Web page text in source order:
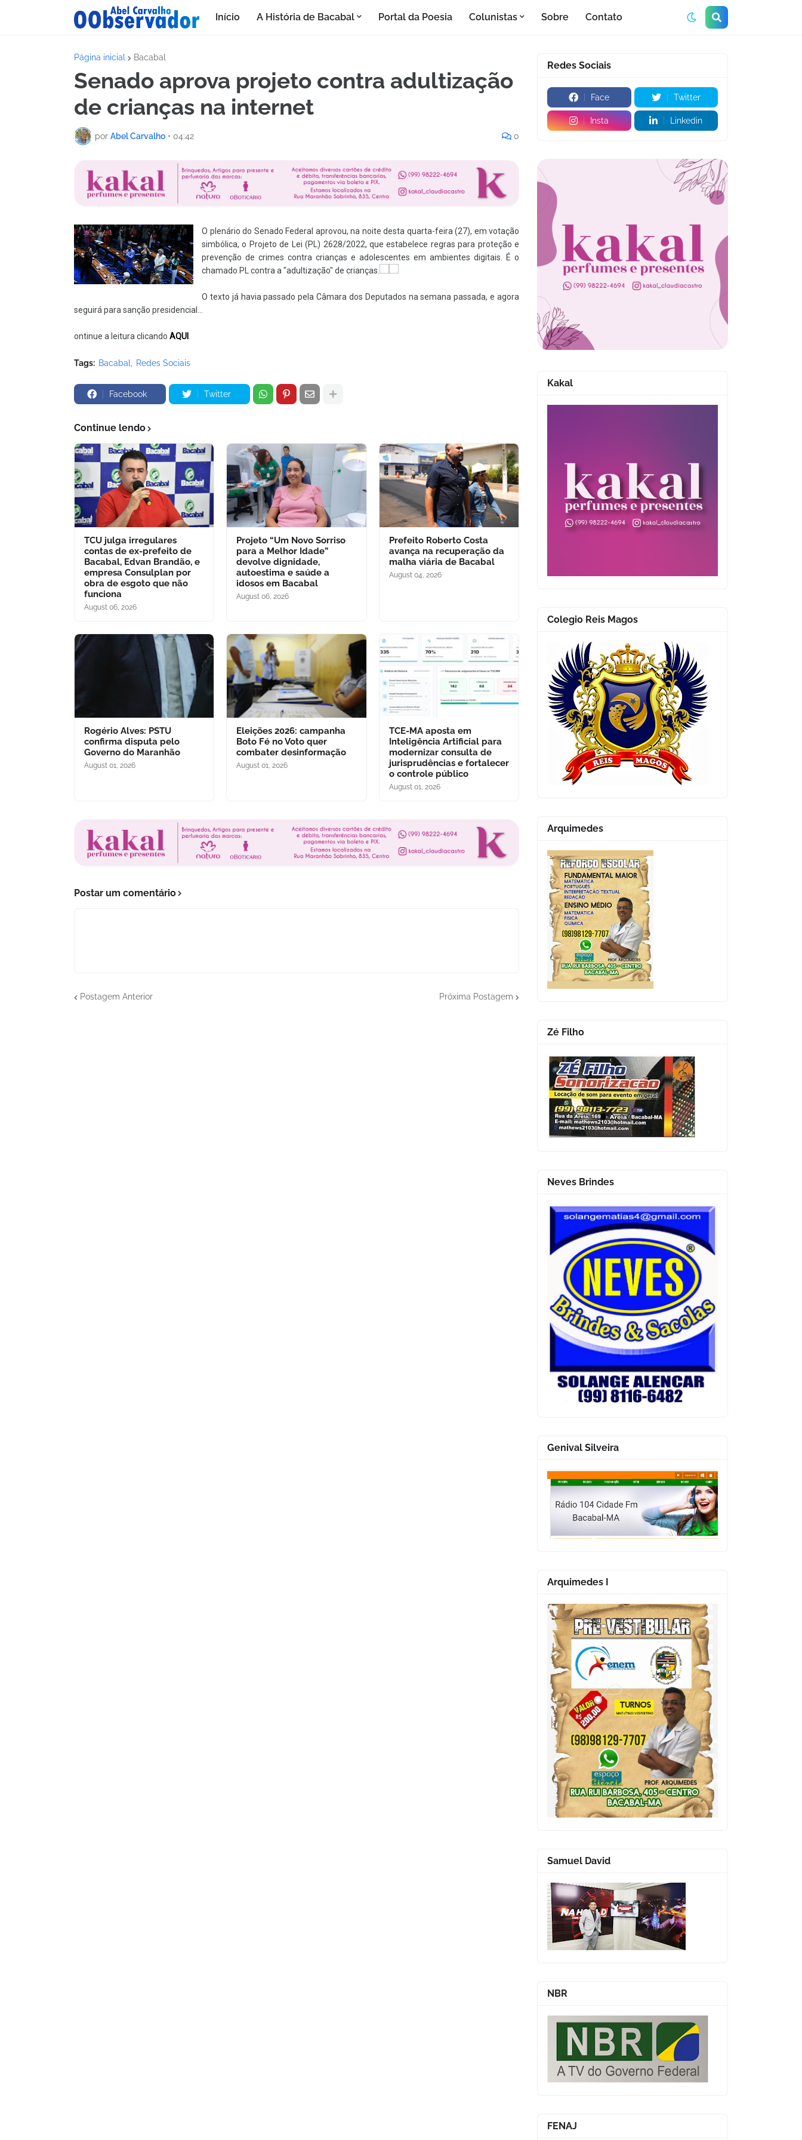
Início A História de Bacabal Portal da Poesia Colunistas Sobre Contato
Página inicial Bacabal
Senado aprova projeto contra adultização
de crianças na internet
por Abel Carvalho • 04:42 0
O plenário do Senado Federal aprovou, na noite desta quarta-feira (27), em votação
simbólica, o Projeto de Lei (PL) 2628/2022, queestabelece regras para proteção e
prevenção de crimes contra crianças e adolescentes em ambientes digitais. É o
chamado PL contra a "adultização" de crianças.
O texto já havia passado pela Câmara dos Deputados na semana passada, e agora
seguirá para sanção presidencial...
ontinue a leitura clicando AQUI .
Tags: Bacabal Redes Sociais
Facebook Twitter
Continue lendo
TCU julga irregulares
contas de ex-prefeito de
Bacabal, Edvan Brandão, e
empresa Consulplan por
obra de esgoto que não
funciona
August 06, 2026
Projeto “Um Novo Sorriso
para a Melhor Idade”
devolve dignidade,
autoestima e saúde a
idosos em Bacabal
August 06, 2026
Prefeito Roberto Costa
avança na recuperação da
malha viária de Bacabal
August 04, 2026
Rogério Alves: PSTU
confirma disputa pelo
Governo do Maranhão
August 01, 2026
Eleições 2026: campanha
Boto Fé no Voto quer
combater desinformação
August 01, 2026
TCE-MA aposta em
Inteligência Artificial para
modernizar consulta de
jurisprudências e fortalecer
o controle público
August 01, 2026
Postar um comentário
Postagem Anterior Próxima Postagem
Redes Sociais
Face Twitter
Insta Linkedin
Kakal
Colegio Reis Magos
Arquimedes
Zé Filho
Neves Brindes
Genival Silveira
Arquimedes I
Samuel David
NBR
FENAJ